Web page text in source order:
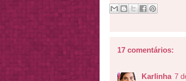
17 comentários:
Karlinha 7